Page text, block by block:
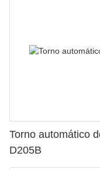
Torno automático
D205B